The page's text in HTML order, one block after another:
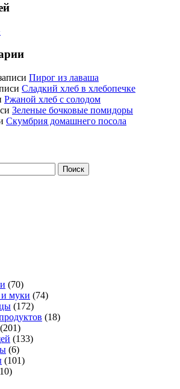
Пирог из лаваша
Сладкий хлеб в хлебопечке
Ржаной хлеб с солодом
Зеленые бочковые помидоры
Скумбрия домашнего посола
(70)
муки (74)
(172)
(18)
(201)
(133)
(6)
(101)